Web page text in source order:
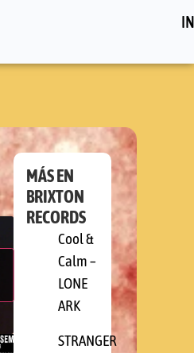
MÁS EN
BRIXTON
RECORDS
Cool &
Calm –
LONE
ARK
STRANGER